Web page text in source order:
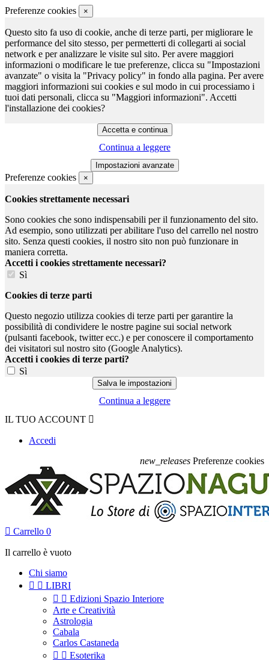
Preferenze cookies ×
Questo sito fa uso di cookie, anche di terze parti, per migliorare le
performance del sito stesso, per permetterti di collegarti ai social
network e per analizzare le visite sul sito. Per avere maggiori
informazioni o modificare le tue preferenze, clicca su "Impostazioni
avanzate" o visita la "Privacy policy" in fondo alla pagina. Per avere
maggiori informazioni sui cookies e sul modo in cui processiamo i
tuoi dati personali, clicca su "Maggiori informazioni". Accetti
l'installazione dei cookies?
Continua a leggere
Preferenze cookies ×
Cookies strettamente necessari
Sono cookies che sono indispensabili per il funzionamento del sito.
Ad esempio, sono utilizzati per abilitare l'uso del carrello nel nostro
sito. Senza questi cookies, il nostro sito non può funzionare in
maniera corretta.
Accetti i cookies strettamente necessari?
Sì
Cookies di terze parti
Questo negozio utilizza cookies di terze parti per garantire la
possibilità di condividere le nostre pagine sui social network
(pulsanti facebook, twitter ecc.) e per conoscere il comportamento
dei visitatori sul nostro sito (Google Analytics).
Accetti i cookies di terze parti?
Sì
Continua a leggere
IL TUO ACCOUNT 
Accedi
new_releases Preferenze cookies
 Carrello 0
Il carrello è vuoto
Chi siamo
  LIBRI
  Edizioni Spazio Interiore
Arte e Creatività
Astrologia
Cabala
Carlos Castaneda
  Esoterika